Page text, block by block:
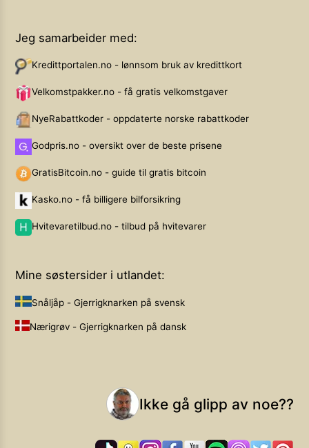
Jeg samarbeider med:
Kredittportalen.no - lønnsom bruk av kredittkort
Velkomstpakker.no - få gratis velkomstgaver
NyeRabattkoder - oppdaterte norske rabattkoder
Godpris.no - oversikt over de beste prisene
GratisBitcoin.no - guide til gratis bitcoin
Kasko.no - få billigere bilforsikring
Hvitevaretilbud.no - tilbud på hvitevarer
Mine søstersider i utlandet:
Snåljåp - Gjerrigknarken på svensk
Nærigrøv - Gjerrigknarken på dansk
Ikke gå glipp av noe??